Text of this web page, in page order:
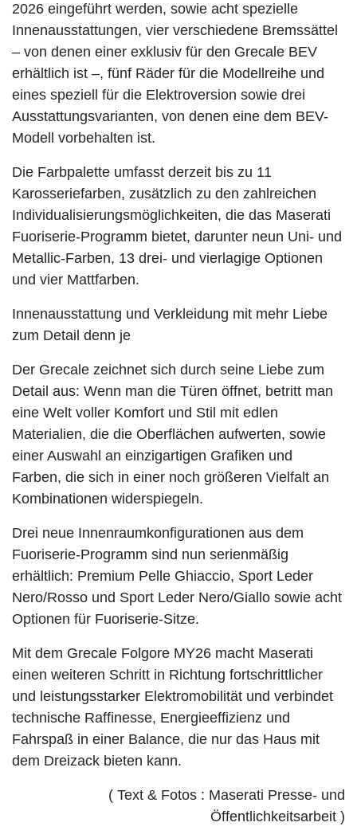
2026 eingeführt werden, sowie acht spezielle
Innenausstattungen, vier verschiedene Bremssättel
– von denen einer exklusiv für den Grecale BEV
erhältlich ist –, fünf Räder für die Modellreihe und
eines speziell für die Elektroversion sowie drei
Ausstattungsvarianten, von denen eine dem BEV-
Modell vorbehalten ist.
Die Farbpalette umfasst derzeit bis zu 11
Karosseriefarben, zusätzlich zu den zahlreichen
Individualisierungsmöglichkeiten, die das Maserati
Fuoriserie-Programm bietet, darunter neun Uni- und
Metallic-Farben, 13 drei- und vierlagige Optionen
und vier Mattfarben.
Innenausstattung und Verkleidung mit mehr Liebe
zum Detail denn je
Der Grecale zeichnet sich durch seine Liebe zum
Detail aus: Wenn man die Türen öffnet, betritt man
eine Welt voller Komfort und Stil mit edlen
Materialien, die die Oberflächen aufwerten, sowie
einer Auswahl an einzigartigen Grafiken und
Farben, die sich in einer noch größeren Vielfalt an
Kombinationen widerspiegeln.
Drei neue Innenraumkonfigurationen aus dem
Fuoriserie-Programm sind nun serienmäßig
erhältlich: Premium Pelle Ghiaccio, Sport Leder
Nero/Rosso und Sport Leder Nero/Giallo sowie acht
Optionen für Fuoriserie-Sitze.
Mit dem Grecale Folgore MY26 macht Maserati
einen weiteren Schritt in Richtung fortschrittlicher
und leistungsstarker Elektromobilität und verbindet
technische Raffinesse, Energieeffizienz und
Fahrspaß in einer Balance, die nur das Haus mit
dem Dreizack bieten kann.
( Text & Fotos : Maserati Presse- und
Öffentlichkeitsarbeit )